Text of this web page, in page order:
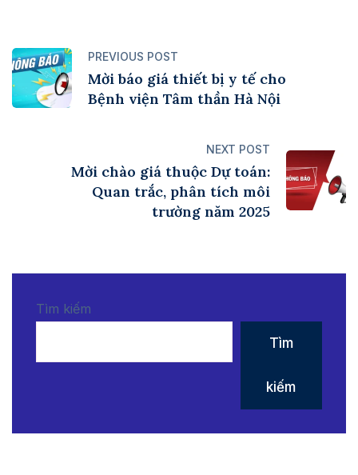
PREVIOUS POST
Mời báo giá thiết bị y tế cho
Bệnh viện Tâm thần Hà Nội
NEXT POST
Mời chào giá thuộc Dự toán:
Quan trắc, phân tích môi
trường năm 2025
Tìm kiếm
Tìm
kiếm